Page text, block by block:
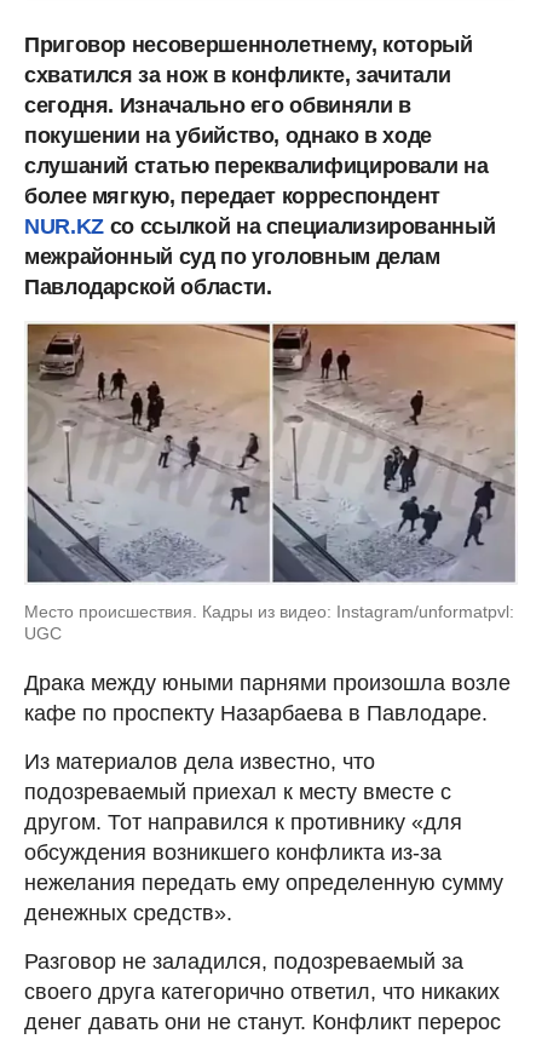
Приговор несовершеннолетнему, который
схватился за нож в конфликте, зачитали
сегодня. Изначально его обвиняли в
покушении на убийство, однако в ходе
слушаний статью переквалифицировали на
более мягкую, передает корреспондент
NUR.KZ со ссылкой на специализированный
межрайонный суд по уголовным делам
Павлодарской области.
Место происшествия. Кадры из видео: Instagram/unformatpvl:
UGC
Драка между юными парнями произошла возле
кафе по проспекту Назарбаева в Павлодаре.
Из материалов дела известно, что
подозреваемый приехал к месту вместе с
другом. Тот направился к противнику «для
обсуждения возникшего конфликта из-за
нежелания передать ему определенную сумму
денежных средств».
Разговор не заладился, подозреваемый за
своего друга категорично ответил, что никаких
денег давать они не станут. Конфликт перерос